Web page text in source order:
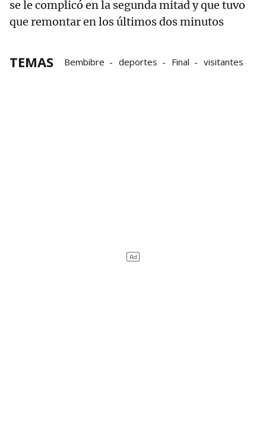
se le complicó en la segunda mitad y que tuvo
que remontar en los últimos dos minutos
TEMAS Bembibre deportes Final visitantes